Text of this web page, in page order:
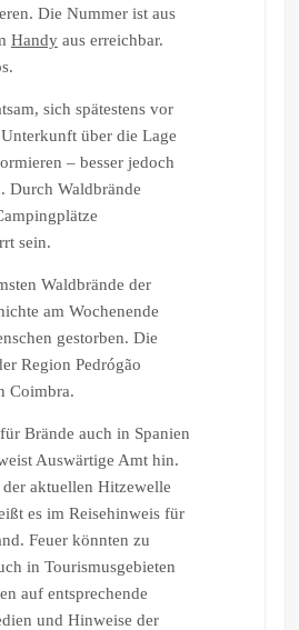
Die Nummer ist aus
Handyaus erreichbar.
sich spätestens vor
über die Lage
– besser jedoch
Durch Waldbrände
sein.
Waldbrände der
am Wochenende
gestorben. Die
Region Pedrógão
Coimbra.
Brände auch in Spanien
Auswärtige Amt hin.
aktuellen Hitzewelle
es im Reisehinweis für
Feuer könnten zu
in Tourismusgebieten
auf entsprechende
und Hinweise der